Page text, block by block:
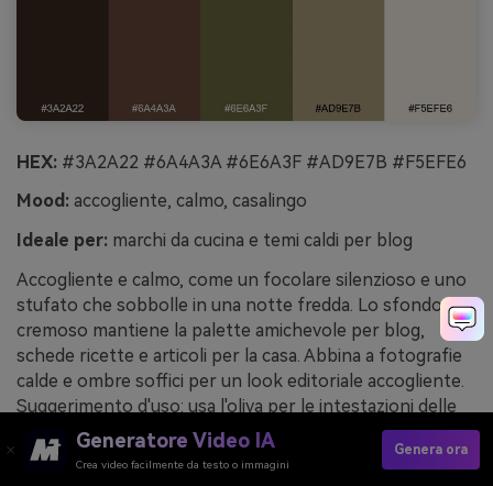
HEX: #3A2A22 #6A4A3A #6E6A3F #AD9E7B #F5EFE6
Mood: accogliente, calmo, casalingo
Ideale per: marchi da cucina e temi caldi per blog
Accogliente e calmo, come un focolare silenzioso e uno
stufato che sobbolle in una notte fredda. Lo sfondo
cremoso mantiene la palette amichevole per blog,
schede ricette e articoli per la casa. Abbina a fotografie
calde e ombre soffici per un look editoriale accogliente.
Suggerimento d'uso: usa l'oliva per le intestazioni delle
sezioni e il marrone medio per i pulsanti per mantenere
chiara la gerarchia.
Generatore Video IA
Crea video facilmente da testo o immagini
Genera ora